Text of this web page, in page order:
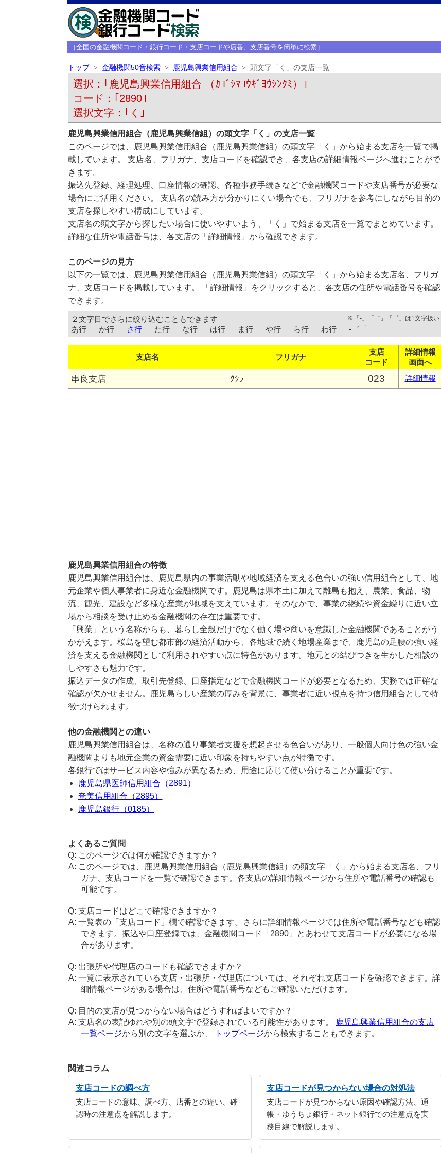
［全国の金融機関コード・銀行コード・支店コードや店番、支店番号を簡単に検索］
トップ 金融機関50音検索 鹿児島興業信用組合 頭文字「く」の支店一覧
選択：｢鹿児島興業信用組合 （ｶｺﾞｼﾏｺｳｷﾞﾖｳｼﾝｸﾐ）｣
コード：｢2890｣
選択文字：｢く｣
鹿児島興業信用組合（鹿児島興業信組）の頭文字「く」の支店一覧
このページでは、鹿児島興業信用組合（鹿児島興業信組）の頭文字「く」から始まる支店を一覧で掲
載しています。 支店名、フリガナ、支店コードを確認でき、各支店の詳細情報ページへ進むことがで
きます。
振込先登録、経理処理、口座情報の確認、各種事務手続きなどで金融機関コードや支店番号が必要な
場合にご活用ください。 支店名の読み方が分かりにくい場合でも、フリガナを参考にしながら目的の
支店を探しやすい構成にしています。
支店名の頭文字から探したい場合に使いやすいよう、「く」で始まる支店を一覧でまとめています。
詳細な住所や電話番号は、各支店の「詳細情報」から確認できます。
このページの見方
以下の一覧では、鹿児島興業信用組合（鹿児島興業信組）の頭文字「く」から始まる支店名、フリガ
ナ、支店コードを掲載しています。 「詳細情報」をクリックすると、各支店の住所や電話番号を確認
できます。
２文字目でさらに絞り込むこともできます ※「-」「゛」「゜」は1文字扱い
あ行 か行 さ行 た行 な行 は行 ま行 や行 ら行 わ行 -゛゜
支店名 フリガナ
支店
コード
詳細情報
画面へ
串良支店 ｸｼﾗ 023 詳細情報
鹿児島興業信用組合の特徴
鹿児島興業信用組合は、鹿児島県内の事業活動や地域経済を支える色合いの強い信用組合として、地
元企業や個人事業者に身近な金融機関です。鹿児島は県本土に加えて離島も抱え、農業、食品、物
流、観光、建設など多様な産業が地域を支えています。そのなかで、事業の継続や資金繰りに近い立
場から相談を受け止める金融機関の存在は重要です。
「興業」という名称からも、暮らし全般だけでなく働く場や商いを意識した金融機関であることがう
かがえます。桜島を望む都市部の経済活動から、各地域で続く地場産業まで、鹿児島の足腰の強い経
済を支える金融機関として利用されやすい点に特色があります。地元との結びつきを生かした相談の
しやすさも魅力です。
振込データの作成、取引先登録、口座指定などで金融機関コードが必要となるため、実務では正確な
確認が欠かせません。鹿児島らしい産業の厚みを背景に、事業者に近い視点を持つ信用組合として特
徴づけられます。
他の金融機関との違い
鹿児島興業信用組合は、名称の通り事業者支援を想起させる色合いがあり、一般個人向け色の強い金
融機関よりも地元企業の資金需要に近い印象を持ちやすい点が特徴です。
各銀行ではサービス内容や強みが異なるため、用途に応じて使い分けることが重要です。
鹿児島県医師信用組合（2891）
奄美信用組合（2895）
鹿児島銀行（0185）
よくあるご質問
このページでは何が確認できますか？
このページでは、鹿児島興業信用組合（鹿児島興業信組）の頭文字「く」から始まる支店名、フリ
ガナ、支店コードを一覧で確認できます。各支店の詳細情報ページから住所や電話番号の確認も
可能です。
支店コードはどこで確認できますか？
一覧表の「支店コード」欄で確認できます。さらに詳細情報ページでは住所や電話番号なども確認
できます。振込や口座登録では、金融機関コード「2890」とあわせて支店コードが必要になる場
合があります。
出張所や代理店のコードも確認できますか？
一覧に表示されている支店・出張所・代理店については、それぞれ支店コードを確認できます。詳
細情報ページがある場合は、住所や電話番号などもご確認いただけます。
目的の支店が見つからない場合はどうすればよいですか？
支店名の表記ゆれや別の頭文字で登録されている可能性があります。
鹿児島興業信用組合の支店
一覧ページから別の文字を選ぶか、 トップページから検索することもできます。
関連コラム
支店コードの調べ方
支店コードの意味、調べ方、店番との違い、確
認時の注意点を解説します。
支店コードが見つからない場合の対処法
支店コードが見つからない原因や確認方法、通
帳・ゆうちょ銀行・ネット銀行での注意点を実
務目線で解説します。